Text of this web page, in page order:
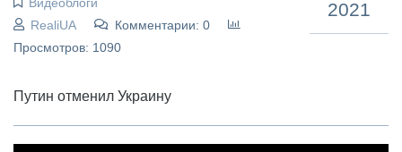
RealiUA
Комментарии: 0
Просмотров: 1090
2021
Путин отменил Украину